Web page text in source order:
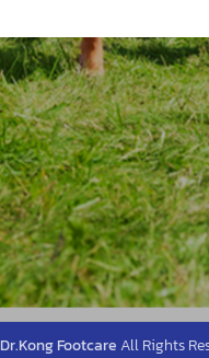
Dr.Kong Footcare All Rights